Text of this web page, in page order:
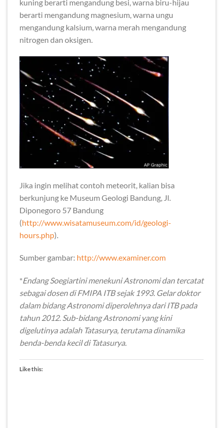
kuning berarti mengandung besi, warna biru-hijau
berarti mengandung magnesium, warna ungu
mengandung kalsium, warna merah mengandung
nitrogen dan oksigen.
Jika ingin melihat contoh meteorit, kalian bisa
berkunjung ke Museum Geologi Bandung, Jl.
Diponegoro 57 Bandung
(http://www.wisatamuseum.com/id/geologi-
hours.php).
Sumber gambar: http://www.examiner.com
*Endang Soegiartini menekuni Astronomi dan tercatat
sebagai dosen di FMIPA ITB sejak 1993. Gelar doktor
dalam bidang Astronomi diperolehnya dari ITB pada
tahun 2012. Sub-bidang Astronomi yang kini
digelutinya adalah Tatasurya, terutama dinamika
benda-benda kecil di Tatasurya.
Like this: